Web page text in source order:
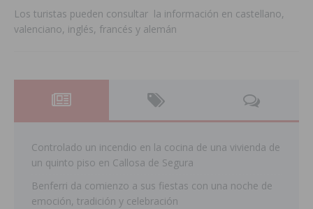
Los turistas pueden consultar la información en castellano,
valenciano, inglés, francés y alemán
Controlado un incendio en la cocina de una vivienda de
un quinto piso en Callosa de Segura
Benferri da comienzo a sus fiestas con una noche de
emoción, tradición y celebración